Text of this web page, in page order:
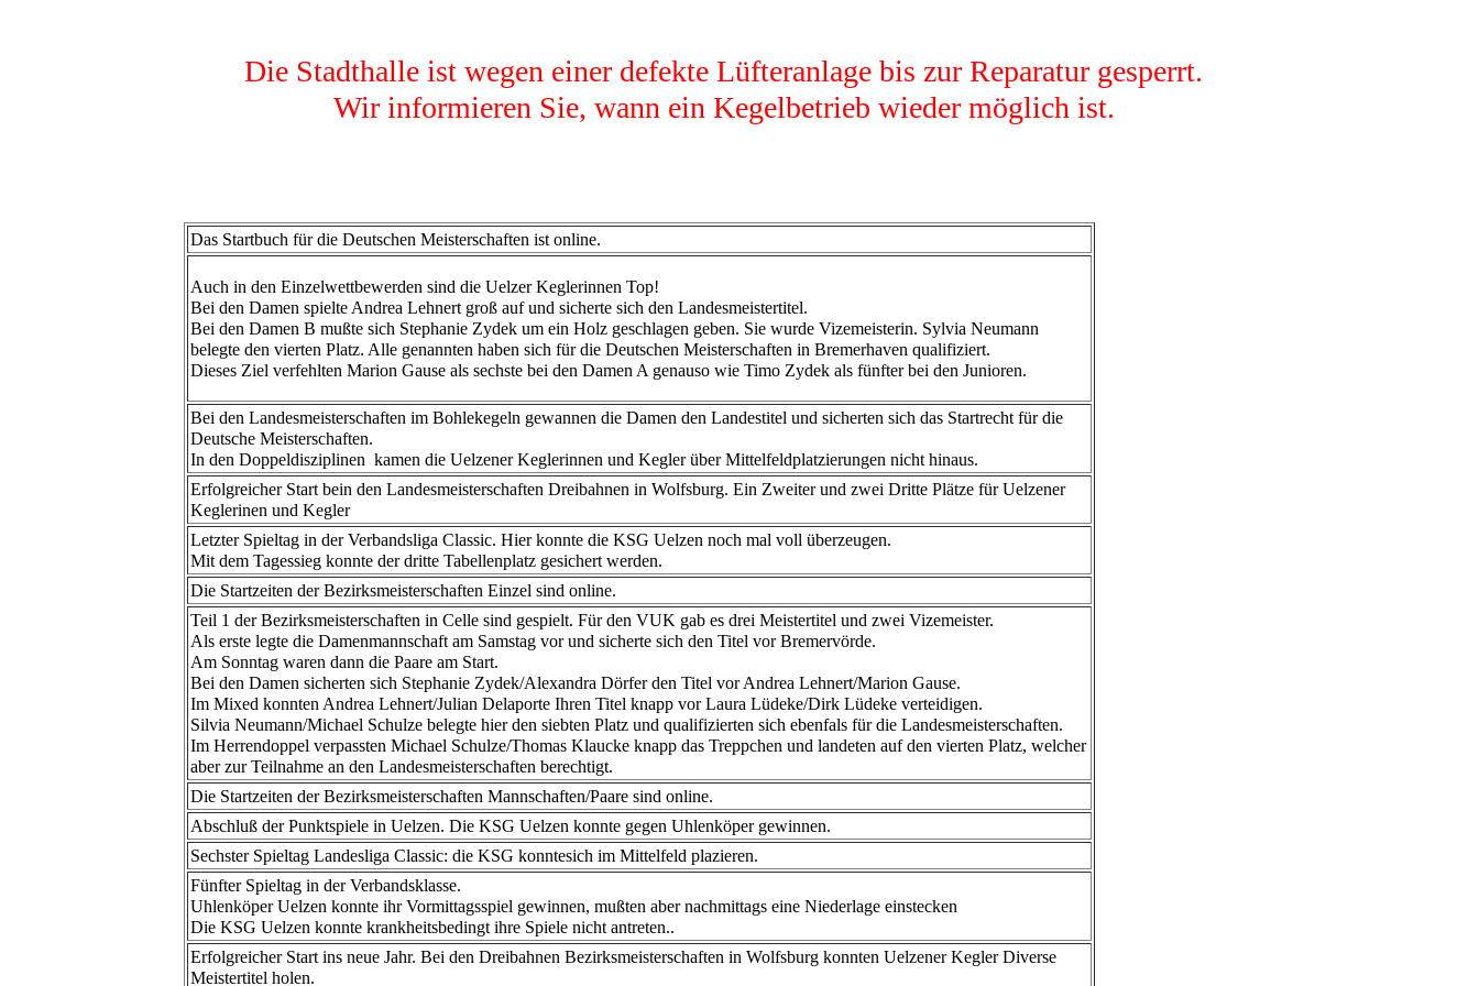
Die Stadthalle ist wegen einer defekte Lüfteranlage bis zur Reparatur gesperrt.
Wir informieren Sie, wann ein Kegelbetrieb wieder möglich ist.
Das Startbuch für die Deutschen Meisterschaften ist online.
Auch in den Einzelwettbewerden sind die Uelzer Keglerinnen Top!
Bei den Damen spielte Andrea Lehnert groß auf und sicherte sich den Landesmeistertitel.
Bei den Damen B mußte sich Stephanie Zydek um ein Holz geschlagen geben. Sie wurde Vizemeisterin. Sylvia Neumann
belegte den vierten Platz. Alle genannten haben sich für die Deutschen Meisterschaften in Bremerhaven qualifiziert.
Dieses Ziel verfehlten Marion Gause als sechste bei den Damen A genauso wie Timo Zydek als fünfter bei den Junioren.
Bei den Landesmeisterschaften im Bohlekegeln gewannen die Damen den Landestitel und sicherten sich das Startrecht für die
Deutsche Meisterschaften.
In den Doppeldisziplinen kamen die Uelzener Keglerinnen und Kegler über Mittelfeldplatzierungen nicht hinaus.
Erfolgreicher Start bein den Landesmeisterschaften Dreibahnen in Wolfsburg. Ein Zweiter und zwei Dritte Plätze für Uelzener
Keglerinen und Kegler
Letzter Spieltag in der Verbandsliga Classic. Hier konnte die KSG Uelzen noch mal voll überzeugen.
Mit dem Tagessieg konnte der dritte Tabellenplatz gesichert werden.
Die Startzeiten der Bezirksmeisterschaften Einzel sind online.
Teil 1 der Bezirksmeisterschaften in Celle sind gespielt. Für den VUK gab es drei Meistertitel und zwei Vizemeister.
Als erste legte die Damenmannschaft am Samstag vor und sicherte sich den Titel vor Bremervörde.
Am Sonntag waren dann die Paare am Start.
Bei den Damen sicherten sich Stephanie Zydek/Alexandra Dörfer den Titel vor Andrea Lehnert/Marion Gause.
Im Mixed konnten Andrea Lehnert/Julian Delaporte Ihren Titel knapp vor Laura Lüdeke/Dirk Lüdeke verteidigen.
Silvia Neumann/Michael Schulze belegte hier den siebten Platz und qualifizierten sich ebenfals für die Landesmeisterschaften.
Im Herrendoppel verpassten Michael Schulze/Thomas Klaucke knapp das Treppchen und landeten auf den vierten Platz, welcher
aber zur Teilnahme an den Landesmeisterschaften berechtigt.
Die Startzeiten der Bezirksmeisterschaften Mannschaften/Paare sind online.
Abschluß der Punktspiele in Uelzen. Die KSG Uelzen konnte gegen Uhlenköper gewinnen.
Sechster Spieltag Landesliga Classic: die KSG konntesich im Mittelfeld plazieren.
Fünfter Spieltag in der Verbandsklasse.
Uhlenköper Uelzen konnte ihr Vormittagsspiel gewinnen, mußten aber nachmittags eine Niederlage einstecken
Die KSG Uelzen konnte krankheitsbedingt ihre Spiele nicht antreten..
Erfolgreicher Start ins neue Jahr. Bei den Dreibahnen Bezirksmeisterschaften in Wolfsburg konnten Uelzener Kegler Diverse
Meistertitel holen.